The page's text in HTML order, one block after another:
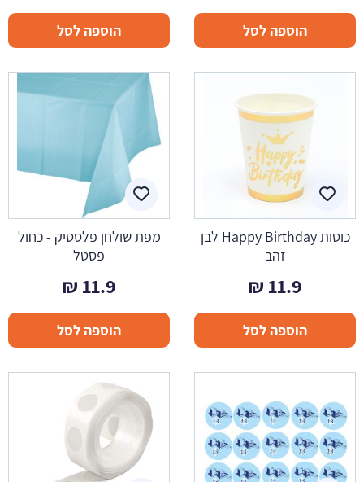
הוספה לסל הוספה לסל
כוסות Happy Birthday לבן
זהב
11.9
₪
הוספה לסל
מפת שולחן פלסטיק - כחול
פסטל
11.9
₪
הוספה לסל